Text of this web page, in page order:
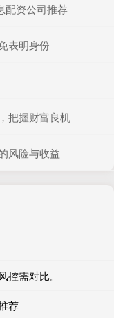
配资公司推荐
表明身份
把握财富良机
风险与收益
需对比。
荐